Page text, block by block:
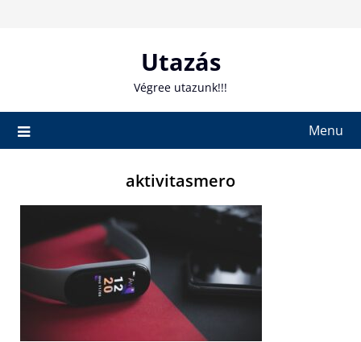
Utazás
Végree utazunk!!!
Menu
aktivitasmero